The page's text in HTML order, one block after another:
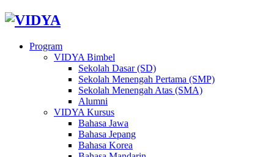
Program
VIDYA Bimbel
Sekolah Dasar (SD)
Sekolah Menengah Pertama (SMP)
Sekolah Menengah Atas (SMA)
Alumni
VIDYA Kursus
Bahasa Jawa
Bahasa Jepang
Bahasa Korea